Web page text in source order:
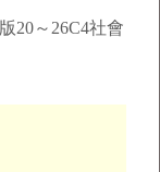
20～26C4社會